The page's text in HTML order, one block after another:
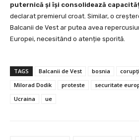
puternică și își consolidează
declarat premierul croat. Similar, o
Balcanii de Vest ar putea avea
Europei, necesitând o atenție sporită.
TAGS Balcanii de Vest bosnia
Milorad Dodik
proteste securitate
Ucraina
ue